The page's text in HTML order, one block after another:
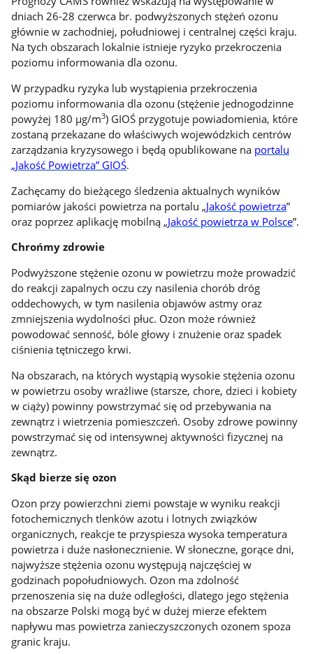
dniach 26-28 czerwca br. podwyższonych stężeń ozonu
głównie w zachodniej, południowej i centralnej części kraju.
Na tych obszarach lokalnie istnieje ryzyko przekroczenia
poziomu informowania dla ozonu.
W przypadku ryzyka lub wystąpienia przekroczenia
poziomu informowania dla ozonu (stężenie jednogodzinne
powyżej 180 µg/m3) GIOŚ przygotuje powiadomienia, które
zostaną przekazane do właściwych wojewódzkich centrów
zarządzania kryzysowego i będą opublikowane na portalu
„Jakość Powietrza” GIOŚ.
Zachęcamy do bieżącego śledzenia aktualnych wyników
pomiarów jakości powietrza na portalu „Jakość powietrza”
oraz poprzez aplikację mobilną „Jakość powietrza w Polsce”.
Chrońmy zdrowie
Podwyższone stężenie ozonu w powietrzu może prowadzić
do reakcji zapalnych oczu czy nasilenia chorób dróg
oddechowych, w tym nasilenia objawów astmy oraz
zmniejszenia wydolności płuc. Ozon może również
powodować senność, bóle głowy i znużenie oraz spadek
ciśnienia tętniczego krwi.
Na obszarach, na których wystąpią wysokie stężenia ozonu
w powietrzu osoby wrażliwe (starsze, chore, dzieci i kobiety
w ciąży) powinny powstrzymać się od przebywania na
zewnątrz i wietrzenia pomieszczeń. Osoby zdrowe powinny
powstrzymać się od intensywnej aktywności fizycznej na
zewnątrz.
Skąd bierze się ozon
Ozon przy powierzchni ziemi powstaje w wyniku reakcji
fotochemicznych tlenków azotu i lotnych związków
organicznych, reakcje te przyspiesza wysoka temperatura
powietrza i duże nasłonecznienie. W słoneczne, gorące dni,
najwyższe stężenia ozonu występują najczęściej w
godzinach popołudniowych. Ozon ma zdolność
przenoszenia się na duże odległości, dlatego jego stężenia
na obszarze Polski mogą być w dużej mierze efektem
napływu mas powietrza zanieczyszczonych ozonem spoza
granic kraju.